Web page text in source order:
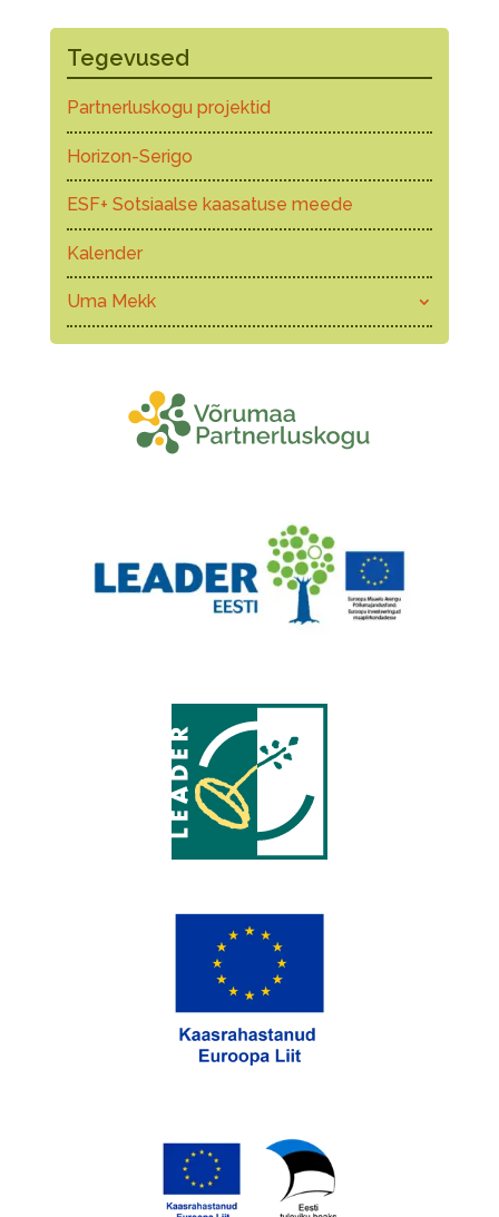
Tegevused
Partnerluskogu projektid
Horizon-Serigo
ESF+ Sotsiaalse kaasatuse meede
Kalender
Uma Mekk